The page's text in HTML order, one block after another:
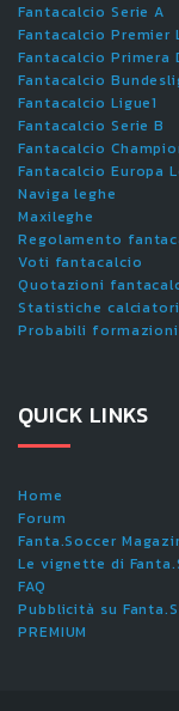
Fantacalcio Serie A
Fantacalcio Premier
Fantacalcio Primera
Fantacalcio
Fantacalcio Ligue1
Fantacalcio Serie B
Fantacalcio
Fantacalcio Europa
Naviga leghe
Maxileghe
Regolamento
Voti fantacalcio
Quotazioni
Statistiche calciatori
Probabili formazioni
QUICK LINKS
Home
Forum
Fanta.Soccer
Le vignette di
FAQ
Pubblicità su
PREMIUM